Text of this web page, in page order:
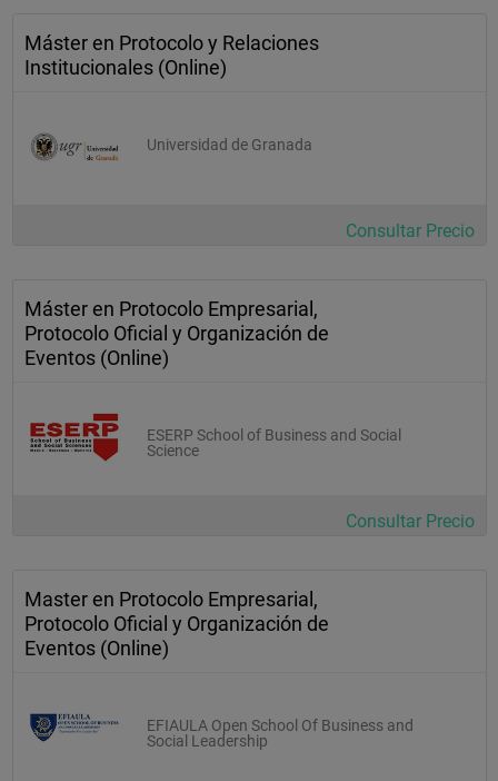
Máster en Protocolo y Relaciones
Institucionales (Online)
Universidad de Granada
Consultar Precio
Máster en Protocolo Empresarial,
Protocolo Oficial y Organización de
Eventos (Online)
ESERP School of Business and Social
Science
Consultar Precio
Master en Protocolo Empresarial,
Protocolo Oficial y Organización de
Eventos (Online)
EFIAULA Open School Of Business and
Social Leadership